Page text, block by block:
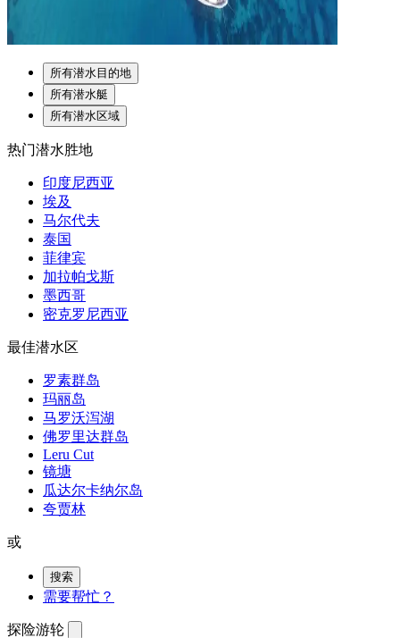
所有潜水目的地
所有潜水艇
所有潜水区域
热门潜水胜地
印度尼西亚
埃及
马尔代夫
泰国
菲律宾
加拉帕戈斯
墨西哥
密克罗尼西亚
最佳潜水区
罗素群岛
玛丽岛
马罗沃泻湖
佛罗里达群岛
Leru Cut
镜塘
瓜达尔卡纳尔岛
夸贾林
或
搜索
需要帮忙？
探险游轮